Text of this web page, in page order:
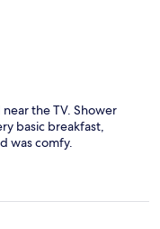
the TV. Shower
basic breakfast,
was comfy.